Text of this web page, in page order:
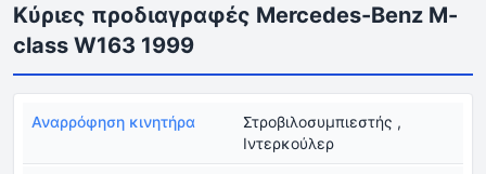
Κύριες προδιαγραφές Mercedes-Benz M-
class W163 1999
Αναρρόφηση κινητήρα
Στροβιλοσυμπιεστής ,
Ιντερκούλερ